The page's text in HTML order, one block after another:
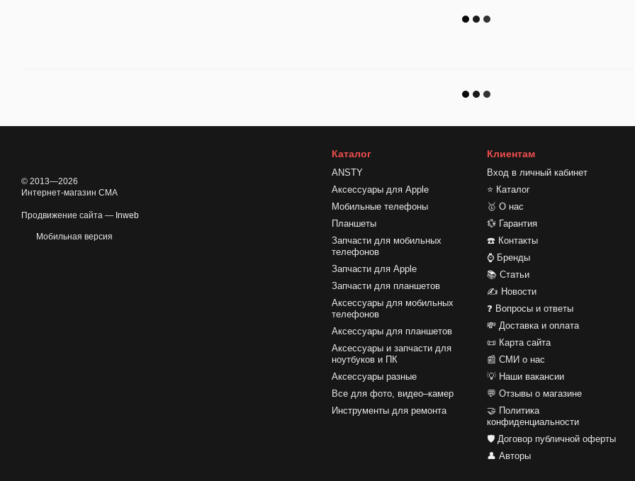
© 2013—2026
Интернет-магазин CMA
Продвижение сайта — Inweb
Мобильная версия
Каталог
ANSTY
Аксессуары для Apple
Мобильные телефоны
Планшеты
Запчасти для мобильных
телефонов
Запчасти для Apple
Запчасти для планшетов
Аксессуары для мобильных
телефонов
Аксессуары для планшетов
Аксессуары и запчасти для
ноутбуков и ПК
Аксессуары разные
Все для фото, видео–камер
Инструменты для ремонта
Клиентам
Вход в личный кабинет
⭐ Каталог
🥇 О нас
💱 Гарантия
☎️ Контакты
⌚ Бренды
📚 Статьи
✍ Новости
❓ Вопросы и ответы
💸 Доставка и оплата
📜 Карта сайта
📰 СМИ о нас
💡 Наши вакансии
💬 Отзывы о магазине
🤝 Политика
конфиденциальности
🛡️ Договор публичной оферты
👤 Авторы